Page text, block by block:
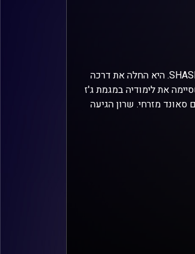
השבוע התארחה באולפן המוזיקאית שרון מנצור ששם החיבה שלה הפך לשם הבמה שלה – SHASHA. היא החלה את דרכה
את לימודיה במגמת ג'ז
סאונד מזרחי. שרון הגיעה